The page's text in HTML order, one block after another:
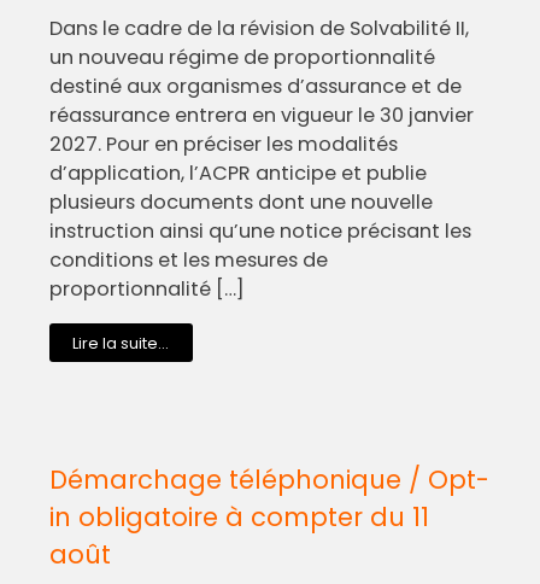
Dans le cadre de la révision de Solvabilité II,
un nouveau régime de proportionnalité
destiné aux organismes d’assurance et de
réassurance entrera en vigueur le 30 janvier
2027. Pour en préciser les modalités
d’application, l’ACPR anticipe et publie
plusieurs documents dont une nouvelle
instruction ainsi qu’une notice précisant les
conditions et les mesures de
proportionnalité […]
Lire la suite...
Démarchage téléphonique / Opt-
in obligatoire à compter du 11
août